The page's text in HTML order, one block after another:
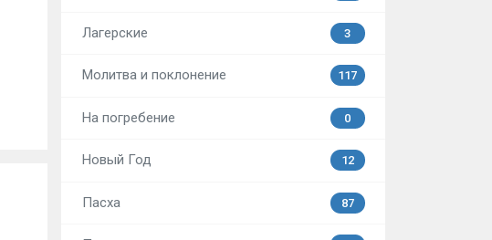
Лагерские 3
Молитва и поклонение 117
На погребение 0
Новый Год 12
Пасха 87